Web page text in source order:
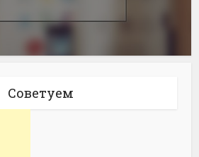
Советуем